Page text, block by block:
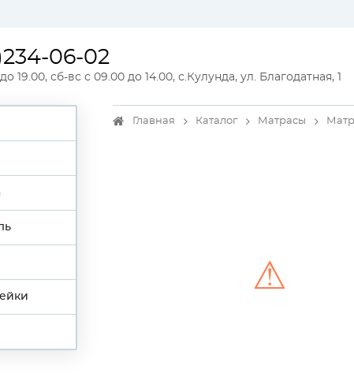
06-02
19.00, сб-вс с 09.00 до 14.00, с.Кулунда, ул. Благодатная, 1
Главная Каталог Матрасы
⚠